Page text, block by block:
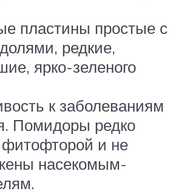
пластины простые с
редкие,
ярко-зеленого
к заболеваниям
Помидоры редко
и не
насекомым-